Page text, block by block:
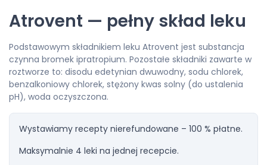
Atrovent — pełny skład leku
Podstawowym składnikiem leku Atrovent jest substancja
czynna bromek ipratropium. Pozostałe składniki zawarte w
roztworze to: disodu edetynian dwuwodny, sodu chlorek,
benzalkoniowy chlorek, stężony kwas solny (do ustalenia
pH), woda oczyszczona.
Wystawiamy recepty nierefundowane – 100 % płatne.
Maksymalnie 4 leki na jednej recepcie.